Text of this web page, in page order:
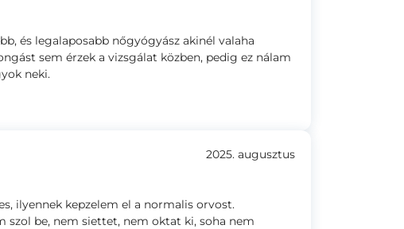
és legalaposabb nőgyógyász akinél valaha
sem érzek a vizsgálat közben, pedig ez nálam
neki.
2025. augusztus
ilyennek kepzelem el a normalis orvost.
szol be, nem siettet, nem oktat ki, soha nem